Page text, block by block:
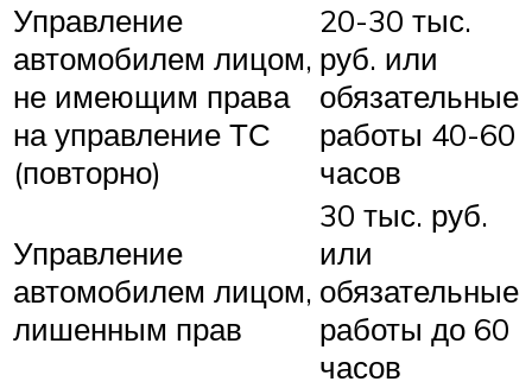
Управление
автомобилем лицом,
не имеющим права
на управление ТС
(повторно)
20-30 тыс.
руб. или
обязательные
работы 40-60
часов
Управление
автомобилем лицом,
лишенным прав
30 тыс. руб.
или
обязательные
работы до 60
часов